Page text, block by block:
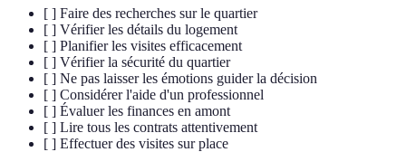
[ ] Faire des recherches sur le quartier
[ ] Vérifier les détails du logement
[ ] Planifier les visites efficacement
[ ] Vérifier la sécurité du quartier
[ ] Ne pas laisser les émotions guider la décision
[ ] Considérer l'aide d'un professionnel
[ ] Évaluer les finances en amont
[ ] Lire tous les contrats attentivement
[ ] Effectuer des visites sur place